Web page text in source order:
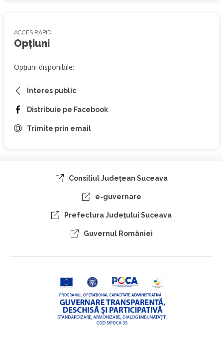
ACCES RAPID
Opțiuni
Opțiuni disponibile:
Interes public
Distribuie pe Facebook
Trimite prin email
Consiliul Judeţean Suceava
e-guvernare
Prefectura Judeţului Suceava
Guvernul României